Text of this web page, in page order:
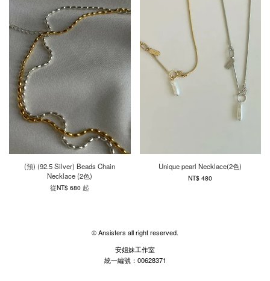
(預) (92.5 Silver) Beads Chain
Necklace (2色)
從NT$ 680起
Unique pearl Necklace(2色)
NT$ 480
© Ansisters all right reserved.
安姐妹工作室
統一編號：00628371